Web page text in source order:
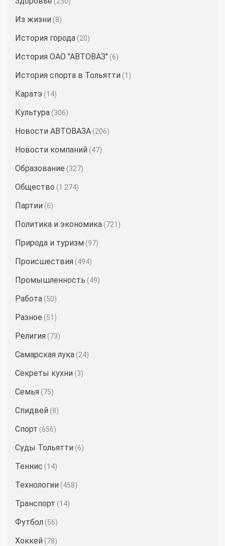
Из жизни (8)
История города (20)
История ОАО "АВТОВАЗ" (6)
История спорта в Тольятти (1)
Каратэ (14)
Культура (306)
Новости АВТОВАЗА (206)
Новости компаний (47)
Образование (327)
Общество (1 274)
Партии (6)
Политика и экономика (721)
Природа и туризм (97)
Происшествия (494)
Промышленность (49)
Работа (50)
Разное (51)
Религия (73)
Самарская лука (24)
Секреты кухни (3)
Семья (75)
Спидвей (8)
Спорт (656)
Суды Тольятти (6)
Теннис (14)
Технологии (458)
Транспорт (14)
Футбол (56)
Хоккей (78)